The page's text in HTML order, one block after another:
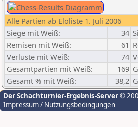
Alle Partien ab Eloliste 1. Juli 2006
Siege mit Weiß:
34
Remisen mit Weiß:
61
Verluste mit Weiß:
74
Gesamtpartien mit Weiß:
169
Gesamt % mit Weiß:
38,2
Der Schachturnier-Ergebnis-Server©
Impressum / Nutzungsbedingungen